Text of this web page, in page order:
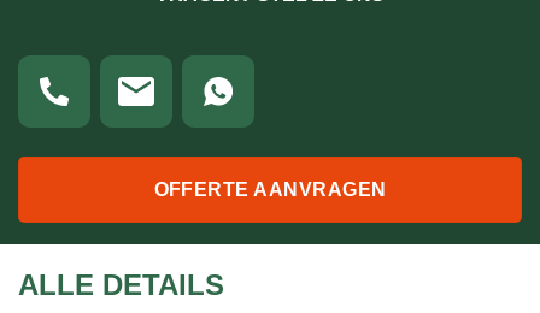
OFFERTE AANVRAGEN
ALLE DETAILS